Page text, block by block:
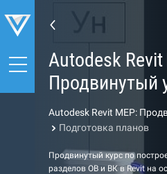
Autodesk Revit
Продвинутый
Autodesk Revit MEP:
Подготовка планов
Продвинутый курс по
разделов ОВ и ВК в Revit на